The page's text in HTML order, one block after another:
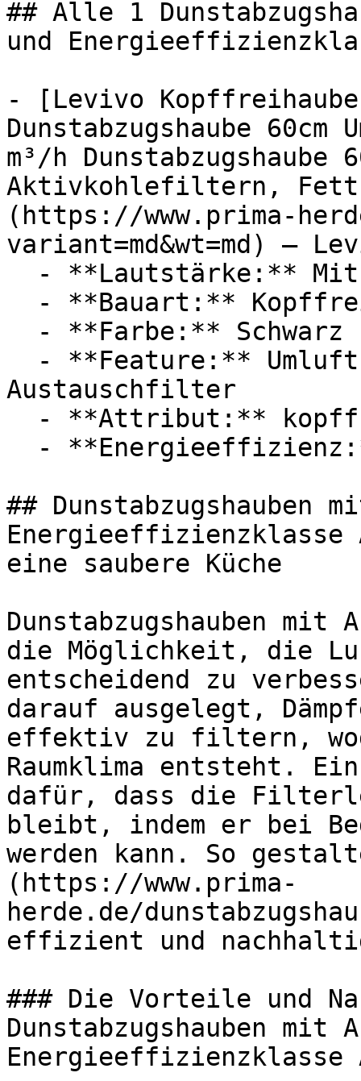
## Alle 1
und
- [Levivo Kopffreihaube
Dunstabzugshaube
m³/h
Aktivkohlefiltern,
(https://www.prima-
variant=md&wt=md) —
Austauschfilter
## Dunstabzugshauben
eine saubere Küche
Dunstabzugshauben
die Möglichkeit, die
entscheidend zu
darauf ausgelegt,
effektiv zu filtern,
Raumklima entsteht.
dafür, dass die
bleibt, indem er bei
werden kann. So
(https://www.prima-
herde.de/
effizient und
### Die Vorteile und
Dunstabzugshauben
Energieeffizienzklasse